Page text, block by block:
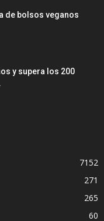
de bolsos veganos
y supera los 200
7152
271
265
60